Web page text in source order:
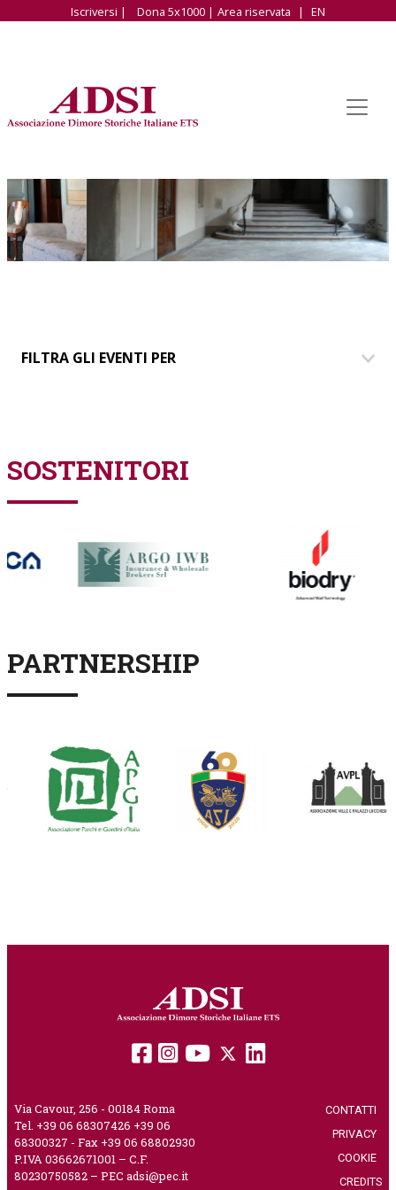
Iscriversi | Dona 5x1000 | Area riservata | EN
FILTRA GLI EVENTI PER
SOSTENITORI
PARTNERSHIP
Via Cavour, 256 - 00184 Roma
Tel. +39 06 68307426 +39 06
68300327 - Fax +39 06 68802930
P.IVA 03662671001 – C.F.
80230750582 – PEC adsi@pec.it
CONTATTI
PRIVACY
COOKIE
CREDITS